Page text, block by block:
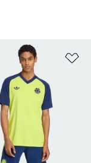
de deseos